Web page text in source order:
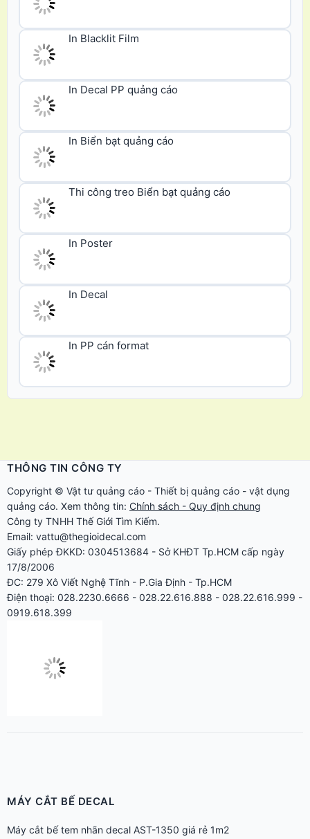
In Blacklit Film
In Decal PP quảng cáo
In Biển bạt quảng cáo
Thi công treo Biển bạt quảng cáo
In Poster
In Decal
In PP cán format
THÔNG TIN CÔNG TY
Copyright © Vật tư quảng cáo - Thiết bị quảng cáo - vật dụng
quảng cáo. Xem thông tin: Chính sách - Quy định chung
Công ty TNHH Thế Giới Tìm Kiếm.
Email: vattu@thegioidecal.com
Giấy phép ĐKKD: 0304513684 - Sở KHĐT Tp.HCM cấp ngày
17/8/2006
ĐC: 279 Xô Viết Nghệ Tĩnh - P.Gia Định - Tp.HCM
Điện thoại: 028.2230.6666 - 028.22.616.888 - 028.22.616.999 -
0919.618.399
MÁY CẮT BẾ DECAL
Máy cắt bế tem nhãn decal AST-1350 giá rẻ 1m2